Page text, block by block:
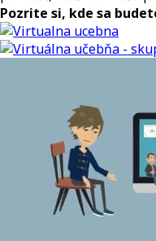
Pozrite si, kde sa